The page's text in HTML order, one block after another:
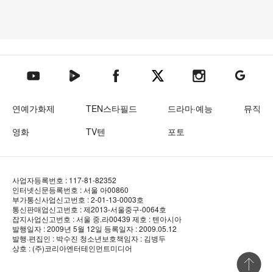
텐아시아 유튜브텐아시아 네이버TV텐아시아 페이스북텐아시아 엑스텐아시아 인스타그램
텐아시아
연예가화제 TEN스타필드 드라마·예능
뮤직
영화
TV텐 포토
사업자등록번호 : 117-81-82352
인터넷신문등록번호 : 서울 아00860
부가통신사업신고번호 : 2-01-13-0003호
통신판매업신고번호 : 제2013-서울중구-0064호
잡지사업신고번호 : 서울 중.라00439 제호 : 텐아시아
발행일자 : 2009년 5월 12일 등록일자 : 2009.05.12
발행·편집인 : 박수진 청소년보호책임자 : 김병두
상호 : (주)코리아엔터테인먼트미디어
상단 바로